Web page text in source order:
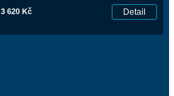
3 620 Kč